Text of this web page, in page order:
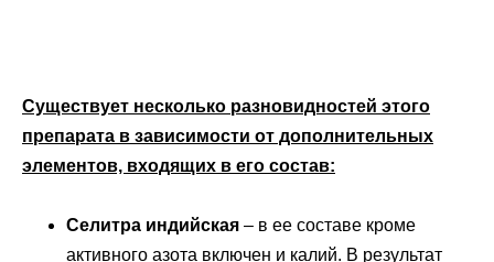
Существует несколько разновидностей этого
препарата в зависимости от дополнительных
элементов, входящих в его состав:
Селитра индийская – в ее составе кроме
активного азота включен и калий. В результат